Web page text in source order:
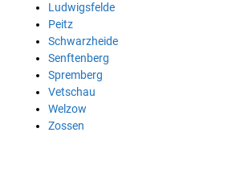
Ludwigsfelde
Peitz
Schwarzheide
Senftenberg
Spremberg
Vetschau
Welzow
Zossen